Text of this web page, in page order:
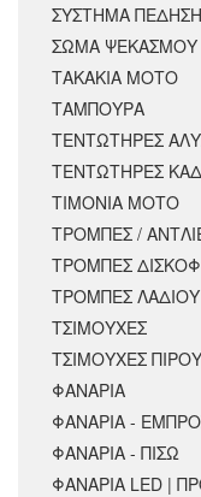
ΣΥΣΤΗΜΑ
ΣΩΜΑ ΨΕΚΑΣΜΟΥ
ΤΑΚΑΚΙΑ ΜΟΤΟ
ΤΑΜΠΟΥΡΑ
ΤΕΝΤΩΤΗΡΕΣ
ΤΕΝΤΩΤΗΡΕΣ
ΤΙΜΟΝΙΑ ΜΟΤΟ
ΤΡΟΜΠΕΣ /
ΤΡΟΜΠΕΣ
ΤΡΟΜΠΕΣ ΛΑΔΙΟΥ
ΤΣΙΜΟΥΧΕΣ
ΤΣΙΜΟΥΧΕΣ
ΦΑΝΑΡΙΑ
ΦΑΝΑΡΙΑ -
ΦΑΝΑΡΙΑ - ΠΙΣΩ
ΦΑΝΑΡΙΑ LED |